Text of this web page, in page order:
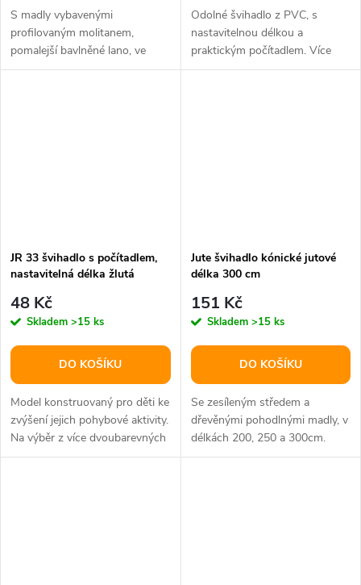
S madly vybavenými
profilovaným molitanem,
pomalejší bavlněné lano, ve
čtyřech barevných variantách.
Odolné švihadlo z PVC, s
nastavitelnou délkou a
praktickým počítadlem. Více
barevných variant.
JR 33 švihadlo s počítadlem,
nastavitelná délka žlutá
48 Kč
Skladem >15 ks
DO KOŠÍKU
Model konstruovaný pro děti ke
zvýšení jejich pohybové aktivity.
Na výběr z více dvoubarevných
kombinací.
Jute švihadlo kónické jutové
délka 300 cm
151 Kč
Skladem >15 ks
DO KOŠÍKU
Se zesíleným středem a
dřevěnými pohodlnými madly, v
délkách 200, 250 a 300cm.